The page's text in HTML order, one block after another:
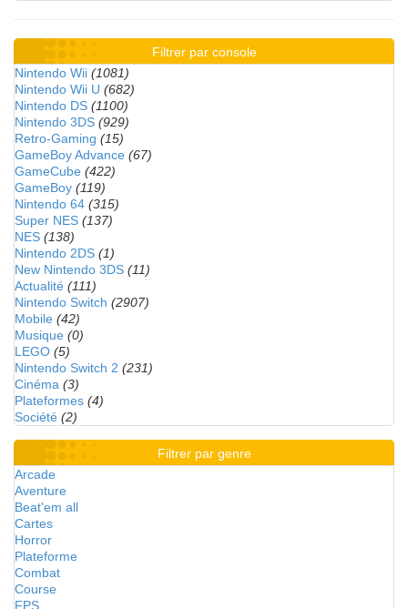
Filtrer par console
Nintendo Wii (1081)
Nintendo Wii U (682)
Nintendo DS (1100)
Nintendo 3DS (929)
Retro-Gaming (15)
GameBoy Advance (67)
GameCube (422)
GameBoy (119)
Nintendo 64 (315)
Super NES (137)
NES (138)
Nintendo 2DS (1)
New Nintendo 3DS (11)
Actualité (111)
Nintendo Switch (2907)
Mobile (42)
Musique (0)
LEGO (5)
Nintendo Switch 2 (231)
Cinéma (3)
Plateformes (4)
Société (2)
Filtrer par genre
Arcade
Aventure
Beat'em all
Cartes
Horror
Plateforme
Combat
Course
FPS